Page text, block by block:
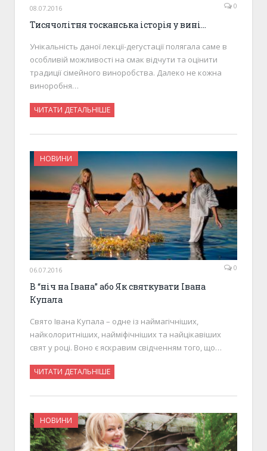
08.07.2016 0
Тисячолітня тосканська історія у вині…
Унікальність даної лекції-дегустації полягала саме в
особливій можливості на смак відчути та оцінити
традиції сімейного виноробства. Далеко не кожна
виноробня…
ЧИТАТИ ДЕТАЛЬНІШЕ
НОВИНИ
06.07.2016 0
В “ніч на Івана” або Як святкувати Івана
Купала
Свято Івана Купала – одне із наймагічніших,
найколоритніших, найміфічніших та найцікавіших
свят у році. Воно є яскравим свідченням того, що…
ЧИТАТИ ДЕТАЛЬНІШЕ
НОВИНИ